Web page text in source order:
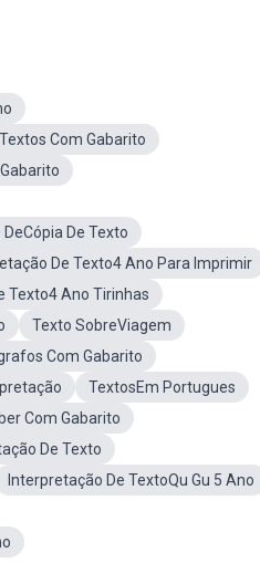
Com Gabarito
De Texto
De Texto4 Ano Para Imprimir
Texto4 Ano Tirinhas
Texto SobreViagem
Com Gabarito
TextosEm Portugues
Com Gabarito
De Texto
Interpretação De TextoQu Gu 5 Ano